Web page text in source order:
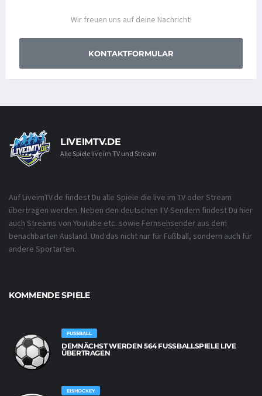
Wir freuen uns auf deine Nachricht!
KONTAKTFORMULAR
LIVEIMTV.DE
Alle Spiele live im TV und Stream
Auf LiveimTV.de findest Du alle Spiele die live im TV oder Stream
übertragen werden. Neben den deutschen TV-Sendern findest Du hier
auch Streams von Youtube etc. sowie Fernsehsender aus dem
benachbarten Ausland. Und das nicht nur für Fußball, sondern auch für
andere Sportarten.
KOMMENDE SPIELE
FUSSBALL
DEMNÄCHST WERDEN 564 FUSSBALLSPIELE LIVE Ü
BERTRAGEN
EISHOCKEY